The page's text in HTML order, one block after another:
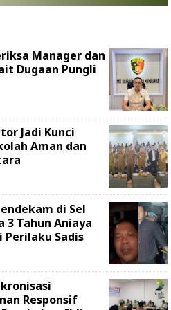
Manager dan
Dugaan Pungli
Jadi Kunci
Aman dan
di Sel
3 Tahun Aniaya
Perilaku Sadis
Responsif